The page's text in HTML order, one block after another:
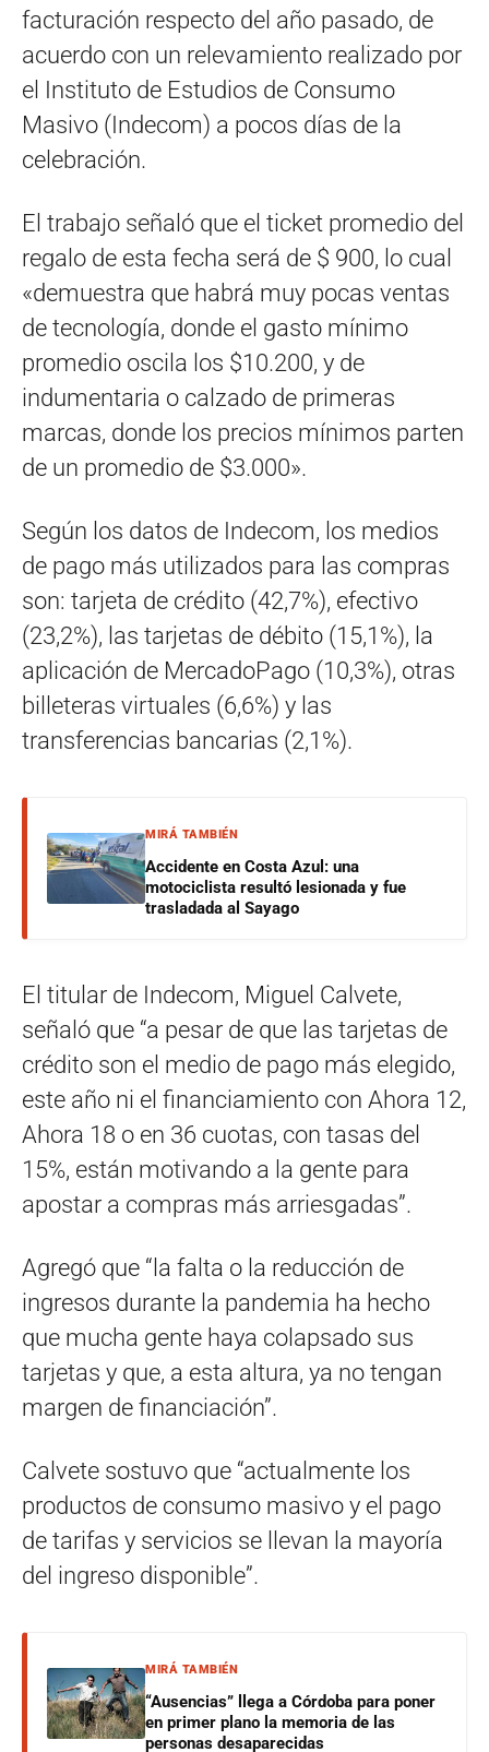
facturación respecto del año pasado, de
acuerdo con un relevamiento realizado por
el Instituto de Estudios de Consumo
Masivo (Indecom) a pocos días de la
celebración.
El trabajo señaló que el ticket promedio del
regalo de esta fecha será de $ 900, lo cual
«demuestra que habrá muy pocas ventas
de tecnología, donde el gasto mínimo
promedio oscila los $10.200, y de
indumentaria o calzado de primeras
marcas, donde los precios mínimos parten
de un promedio de $3.000».
Según los datos de Indecom, los medios
de pago más utilizados para las compras
son: tarjeta de crédito (42,7%), efectivo
(23,2%), las tarjetas de débito (15,1%), la
aplicación de MercadoPago (10,3%), otras
billeteras virtuales (6,6%) y las
transferencias bancarias (2,1%).
MIRÁ TAMBIÉN
Accidente en Costa Azul: una
motociclista resultó lesionada y fue
trasladada al Sayago
El titular de Indecom, Miguel Calvete,
señaló que “a pesar de que las tarjetas de
crédito son el medio de pago más elegido,
este año ni el financiamiento con Ahora 12,
Ahora 18 o en 36 cuotas, con tasas del
15%, están motivando a la gente para
apostar a compras más arriesgadas”.
Agregó que “la falta o la reducción de
ingresos durante la pandemia ha hecho
que mucha gente haya colapsado sus
tarjetas y que, a esta altura, ya no tengan
margen de financiación”.
Calvete sostuvo que “actualmente los
productos de consumo masivo y el pago
de tarifas y servicios se llevan la mayoría
del ingreso disponible”.
MIRÁ TAMBIÉN
“Ausencias” llega a Córdoba para poner
en primer plano la memoria de las
personas desaparecidas